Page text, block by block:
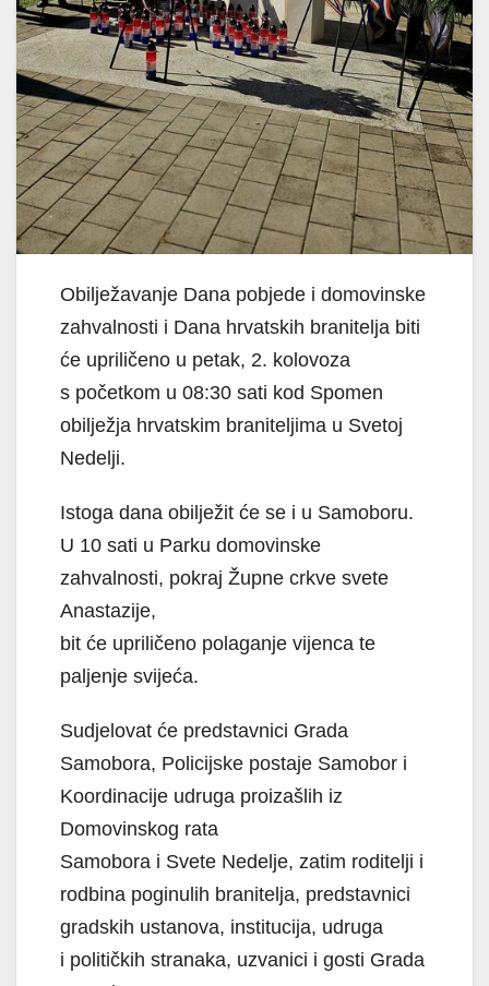
Obilježavanje Dana pobjede i domovinske
zahvalnosti i Dana hrvatskih branitelja biti
će upriličeno u petak, 2. kolovoza
s početkom u 08:30 sati kod Spomen
obilježja hrvatskim braniteljima u Svetoj
Nedelji.
Istoga dana obilježit će se i u Samoboru.
U 10 sati u Parku domovinske
zahvalnosti, pokraj Župne crkve svete
Anastazije,
bit će upriličeno polaganje vijenca te
paljenje svijeća.
Sudjelovat će predstavnici Grada
Samobora, Policijske postaje Samobor i
Koordinacije udruga proizašlih iz
Domovinskog rata
Samobora i Svete Nedelje, zatim roditelji i
rodbina poginulih branitelja, predstavnici
gradskih ustanova, institucija, udruga
i političkih stranaka, uzvanici i gosti Grada